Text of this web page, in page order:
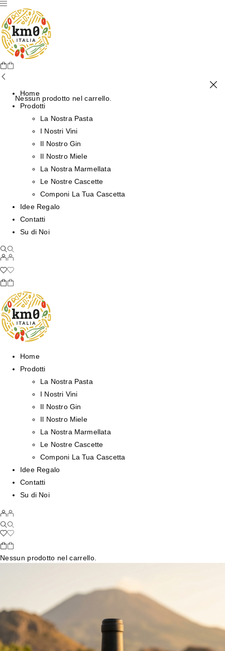
Nessun prodotto nel carrello.
Home
Prodotti
La Nostra Pasta
I Nostri Vini
Il Nostro Gin
Il Nostro Miele
La Nostra Marmellata
Le Nostre Cascette
Componi La Tua Cascetta
Idee Regalo
Contatti
Su di Noi
Home
Prodotti
La Nostra Pasta
I Nostri Vini
Il Nostro Gin
Il Nostro Miele
La Nostra Marmellata
Le Nostre Cascette
Componi La Tua Cascetta
Idee Regalo
Contatti
Su di Noi
Nessun prodotto nel carrello.